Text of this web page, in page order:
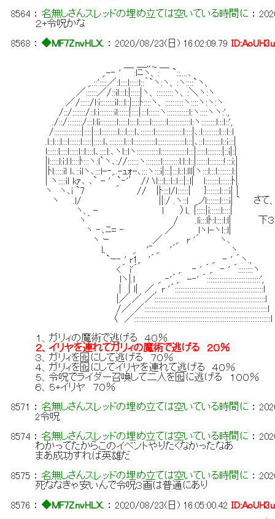
8564 ：名無しさんスレッドの埋め立ては空いている時間に ：
２+令呪かな
8568 ：◆MF7ZnvHLX. ：2020/08/23(日) 16:02:09.79
,.-‐ ' ￣:lﾆヽ、:￣ `::....､
,..::'::::／:l::::l:::::l::｀`ヽ:ヽ、:ヽ::::`ヽ、
／::::::／/::il:::l:|:::::|ヽ、:::::::::ヽ、:＼ヽ:ヽ
／/:::::/l:i::::::::il:::l::|::::ﾄ::::ヽ、::::::::::ヽ::::ヽ:ヽ:ヽ
/::/:::::::/::l:i::::::::il::::::|::::|:::l::::::ヽ::::::::::::l:ヽ::::ヽヽ:'.,
./::/::::::::/:::l:li:::::::::l:::::l::::l::::::l::::::::l::::::::::::l:ヽ::::::::l:::l::',
/:::::::::::::::|::::|:::l:::::::::l:::l::::l､:::::::l:::::::::::::::l::::|､:l:::::::::l:::l::l
.l::l:::l:::l::::::l:::::|:::::l､::::::::l:::l::::::::::::l:::::::::::::::l:::|､::l:::::::::l::i:::|
l::::::l::::l:::::l::l::::l､::::l:､ヽl::lヽ::::::::::::l::::::::::::::l:::|:::::l::::::::|::i|:|
|l:::::l:i:l:l::::ﾄ:::ヽ:l`ヽ､://::::::ヽ::::::::l:::::::::l:l::l::|::::::l::::::::!:::i:|
|ﾄl:::::il l､::ilヽ､:::l-‐,..-ｭｫ-､:::ヽ:::i|:::|:::l::l:lll|ヽ:::l:::l::::::::l:|
| ヽ::::il kｧ､ ､` - ' `‐'′ /ハl:::l:::l::l:::|::l| l:::::::l::::::ﾄ|.
ヽ ヽ､i `7 ´ // |ﾄ:::l/l::::::| }:::::::l::::i| |
ヽ .l/ ||:/ .ヽ::l _ノl:::::::l::::i| ` さて、一心
ヽ、 - l 〉l、|:::::|i::::::l::::|
ヽ｀ / .li:::lﾄ:l::::l:l| 下
ヽ ‐､ﾆ= ‐ ／ lヽl-ヽl::l|
ヽ ｰ ／ ,. r '´ ヽ､
l、 ,. '" ,. '´ ヽ
`ｰ‐ ' r1,. '´ ,. ‐ ' ´ヽ.,
<´ i'´ ,. ‐ ' ´,. ‐ ' ´::::::::ヽ
lヽ|.l ,. ‐'´,. -‐' ´:::::::::::::::::::::::::::::',
| | l| ／,. r '´::::::::::::::::::::::::::::::::::::::::::::::::l
|／ ／ ／::::::::::::::::::::::::::::::::::::::::::::::::::::::::::::l
/／ ／:::::::::::::::::::::::::::::::::::::::::::::::::::::::::::::::::::l
〈 ／::::::::::::::::::::::::::::::::::::::::::::::::::::::::::::::::::::::::::l
１、ガリィの魔術で逃げる ４０％
２、イリヤを連れてガリィの魔術で逃げる ２０％
３、ガリィを囮にして逃げる ７０％
４、ガリィを囮にしてイリヤを連れて逃げる ４０％
５、令呪でライダー召喚して二人を囮に逃げる １００％
６、５+イリヤ ７０％
8571
：名無しさんスレッドの埋め立ては空いている時間に ：
2令呪
8574 ：名無しさんスレッドの埋め立ては空いている時間に ：
わかってたからこのイベントやりたくなかったなあ
まあ成功すれば英雄だ
8575 ：名無しさんスレッドの埋め立ては空いている時間に ：
死ななきゃ安いんで令呪３画は普通にあり
8576 ：◆MF7ZnvHLX. ：2020/08/23(日) 16:05:00.42